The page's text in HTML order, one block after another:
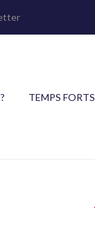
TEMPS FORTS